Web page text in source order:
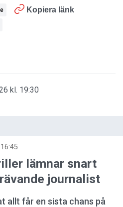
Kopiera länk
kl. 19:30
lämnar snart
journalist
allt får en sista chans på